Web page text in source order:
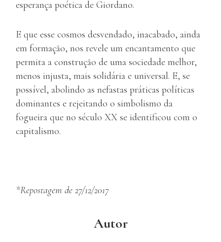
esperança poética de Giordano.
E que esse cosmos desvendado, inacabado, ainda
em formação, nos revele um encantamento que
permita a construção de uma sociedade melhor,
menos injusta, mais solidária e universal. E, se
possível, abolindo as nefastas práticas políticas
dominantes e rejeitando o simbolismo da
fogueira que no século XX se identificou com o
capitalismo.
*Repostagem de 27/12/2017
Autor